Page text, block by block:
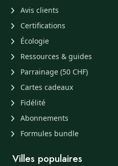
Avis clients
Certifications
Écologie
Ressources & guides
Parrainage (50 CHF)
Cartes cadeaux
Fidélité
Abonnements
Formules bundle
Villes populaires